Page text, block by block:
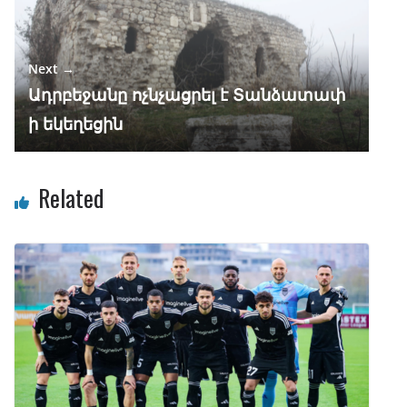
Next →
Ադրբեջանը ոչնչացրել է Տանձատափ
ի եկեղեցին
Related